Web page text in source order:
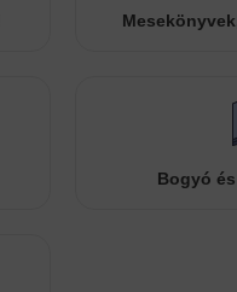
Bogyó